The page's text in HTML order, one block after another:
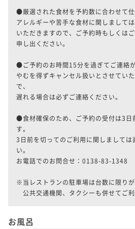
●厳選された食材を予約数に合わせて仕
アレルギーや苦手な食材に関しまして
いただきますので、ご予約時もしくは
申し出ください。
●ご予約のお時間15分を過ぎてご連絡が
やむを得ずキャンセル扱いとさせてい
で、
遅れる場合は必ずご連絡ください。
●食材確保のため、ご予約の受付は3日
す。
3日前を切ってのご利用に関しましては
い。
お電話でのお問合せ：0138-83-1348
※当レストランの駐車場は台数に限りが
公共交通機関、タクシーも併せてご利
お風呂